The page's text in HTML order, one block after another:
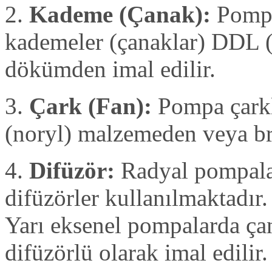
2. Kademe (Çanak):
kademeler (çanaklar)
dökümden imal edilir.
3. Çark (Fan): Pompa
(noryl) malzemeden veya
4. Difüzör: Radyal
difüzörler
Yarı eksenel pompalarda
difüzörlü olarak imal edilir.